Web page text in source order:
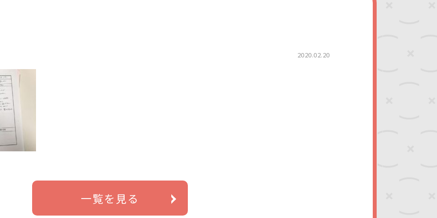
2020.02.20
一覧を見る